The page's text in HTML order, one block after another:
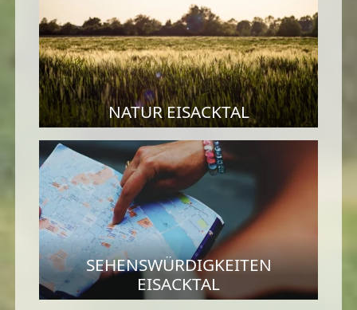
NATUR EISACKTAL
SEHENSWÜRDIGKEITEN
EISACKTAL